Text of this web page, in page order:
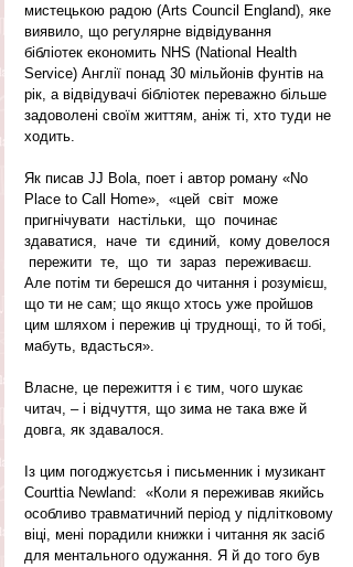
мистецькою радою (Arts Council England), яке
виявило, що регулярне відвідування
бібліотек економить NHS (National Health
Service) Англії понад 30 мільйонів фунтів на
рік, а відвідувачі бібліотек переважно більше
задоволені своїм життям, аніж ті, хто туди не
ходить.
Як писав JJ Bola, поет і автор роману «No
Place to Call Нome»,  «цей  світ  може
пригнічувати  настільки,  що  починає
здаватися,  наче  ти  єдиний,  кому довелося
пережити  те,  що  ти  зараз  переживаєш.
Але потім ти берешся до читання і розумієш,
що ти не сам; що якщо хтось уже пройшов
цим шляхом і пережив ці труднощі, то й тобі,
мабуть, вдасться».
Власне, це пережиття і є тим, чого шукає
читач, – і відчуття, що зима не така вже й
довга, як здавалося.
Із цим погоджуєтсья і письменник і музикант
Courttia Newland:  «Коли я переживав якийсь
особливо травматичний період у підлітковому
віці, мені порадили книжки і читання як засіб
для ментального одужання. Я й до того був